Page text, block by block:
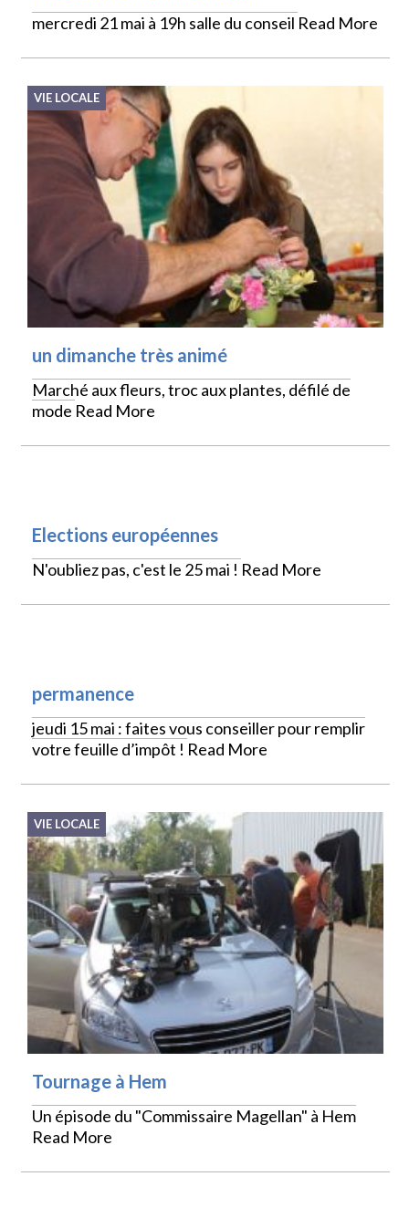
mercredi 21 mai à 19h salle du conseil Read More
VIE LOCALE
un dimanche très animé
Marché aux fleurs, troc aux plantes, défilé de
mode Read More
Elections européennes
N'oubliez pas, c'est le 25 mai ! Read More
permanence
jeudi 15 mai : faites vous conseiller pour remplir
votre feuille d’impôt ! Read More
VIE LOCALE
Tournage à Hem
Un épisode du "Commissaire Magellan" à Hem
Read More